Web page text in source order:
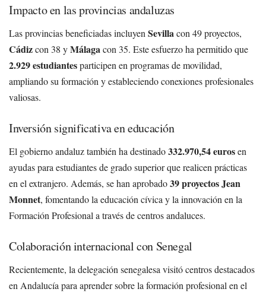
Impacto en las provincias andaluzas
Las provincias beneficiadas incluyen Sevillacon 49 proyectos,
Cádizcon 38 yMálagacon 35. Este esfuerzo ha permitido que
2.929 estudiantesparticipen en programas de movilidad,
ampliando su formación y estableciendo conexiones profesionales
valiosas.
Inversión significativa en educación
El gobierno andaluz también ha destinado332.970,54 eurosen
ayudas para estudiantes de grado superior que realicen prácticas
en el extranjero. Además, se han aprobado39 proyectos Jean
Monnet, fomentando la educación cívica y la innovación en la
Formación Profesional a través de centros andaluces.
Colaboración internacional con Senegal
Recientemente, la delegación senegalesa visitó centros destacados
en Andalucía para aprender sobre la formación profesional en el